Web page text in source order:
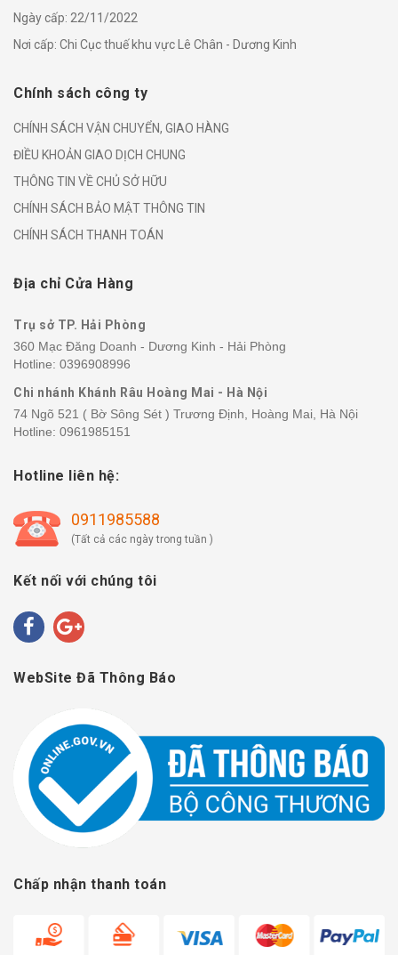
Ngày cấp: 22/11/2022
Nơi cấp: Chi Cục thuế khu vực Lê Chân - Dương Kinh
Chính sách công ty
CHÍNH SÁCH VẬN CHUYỂN, GIAO HÀNG
ĐIỀU KHOẢN GIAO DỊCH CHUNG
THÔNG TIN VỀ CHỦ SỞ HỮU
CHÍNH SÁCH BẢO MẬT THÔNG TIN
CHÍNH SÁCH THANH TOÁN
Địa chỉ Cửa Hàng
Trụ sở TP. Hải Phòng
360 Mạc Đăng Doanh - Dương Kinh - Hải Phòng
Hotline: 0396908996
Chi nhánh Khánh Râu Hoàng Mai - Hà Nội
74 Ngõ 521 ( Bờ Sông Sét ) Trương Định, Hoàng Mai, Hà Nội
Hotline: 0961985151
Hotline liên hệ:
0911985588
(Tất cả các ngày trong tuần )
Kết nối với chúng tôi
WebSite Đã Thông Báo
Chấp nhận thanh toán